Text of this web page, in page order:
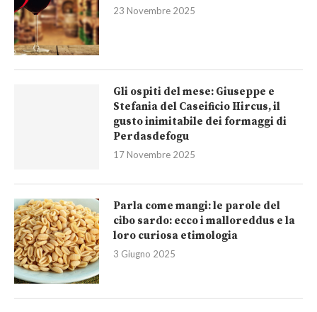
23 Novembre 2025
Gli ospiti del mese: Giuseppe e
Stefania del Caseificio Hircus, il
gusto inimitabile dei formaggi di
Perdasdefogu
17 Novembre 2025
Parla come mangi: le parole del
cibo sardo: ecco i malloreddus e la
loro curiosa etimologia
3 Giugno 2025